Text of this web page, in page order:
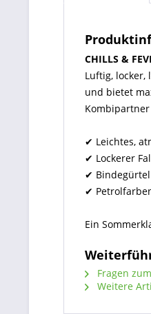
CHILLS &
Luftig,
und bietet
✔ Leichtes,
✔ Lockerer
✔
✔
Ein
Fragen
Weitere